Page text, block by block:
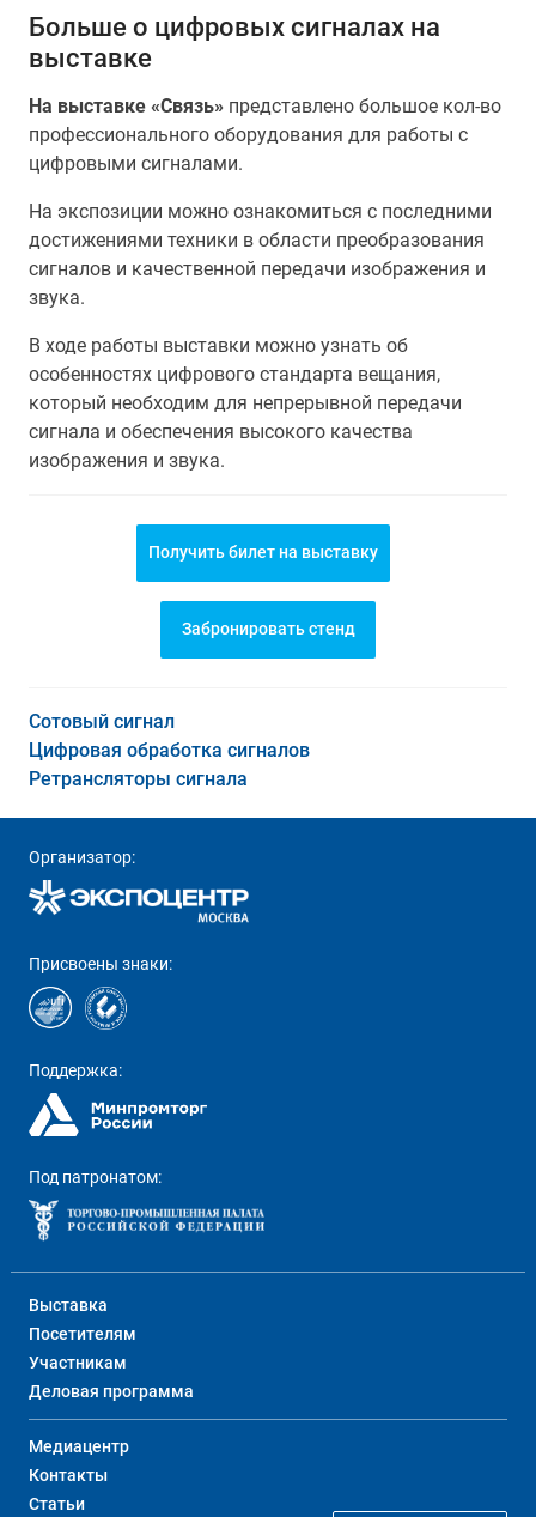
Больше о цифровых сигналах на
выставке
На выставке «Связь» представлено большое кол-во
профессионального оборудования для работы с
цифровыми сигналами.
На экспозиции можно ознакомиться с последними
достижениями техники в области преобразования
сигналов и качественной передачи изображения и
звука.
В ходе работы выставки можно узнать об
особенностях цифрового стандарта вещания,
который необходим для непрерывной передачи
сигнала и обеспечения высокого качества
изображения и звука.
Получить билет на выставку
Забронировать стенд
Сотовый сигнал
Цифровая обработка сигналов
Ретрансляторы сигнала
Организатор:
Присвоены знаки:
Поддержка:
Под патронатом:
Выставка
Посетителям
Участникам
Деловая программа
Медиацентр
Контакты
Статьи